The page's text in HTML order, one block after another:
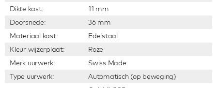
Dikte kast:
11 mm
Doorsnede:
36 mm
Materiaal kast:
Edelstaal
Kleur wijzerplaat:
Roze
Merk uurwerk:
Swiss Made
Type uurwerk:
Automatisch (op beweging)